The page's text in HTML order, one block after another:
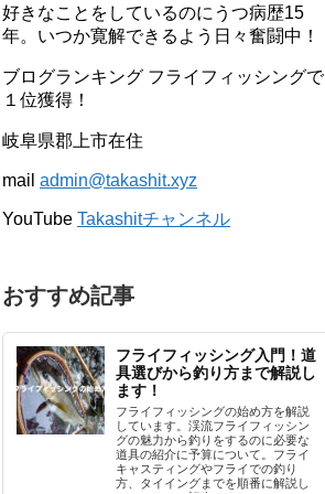
好きなことをしているのにうつ病歴15
年。いつか寛解できるよう日々奮闘中！
ブログランキング フライフィッシングで
１位獲得！
岐阜県郡上市在住
mail admin@takashit.xyz
YouTube Takashitチャンネル
おすすめ記事
フライフィッシング入門！道
具選びから釣り方まで解説し
ます！
フライフィッシングの始め方を解説
しています。渓流フライフィッシン
グの魅力から釣りをするのに必要な
道具の紹介に予算について。フライ
キャスティングやフライでの釣り
方、タイイングまでを順番に解説し